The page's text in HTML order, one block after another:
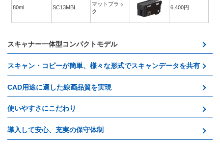
80ml SC13MBL
マットブラッ
ク
6,400円
スキャナー一体型コンパクトモデル
スキャン・コピーが簡単、様々な形式でスキャンデータを共有
CAD用途に適した線画品質を実現
使いやすさにこだわり
導入して安心、充実の保守体制